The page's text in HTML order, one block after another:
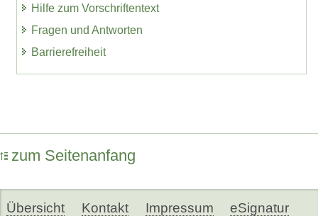
Hilfe zum Vorschriftentext
Fragen und Antworten
Barrierefreiheit
zum Seitenanfang
Übersicht Kontakt Impressum eSignatur